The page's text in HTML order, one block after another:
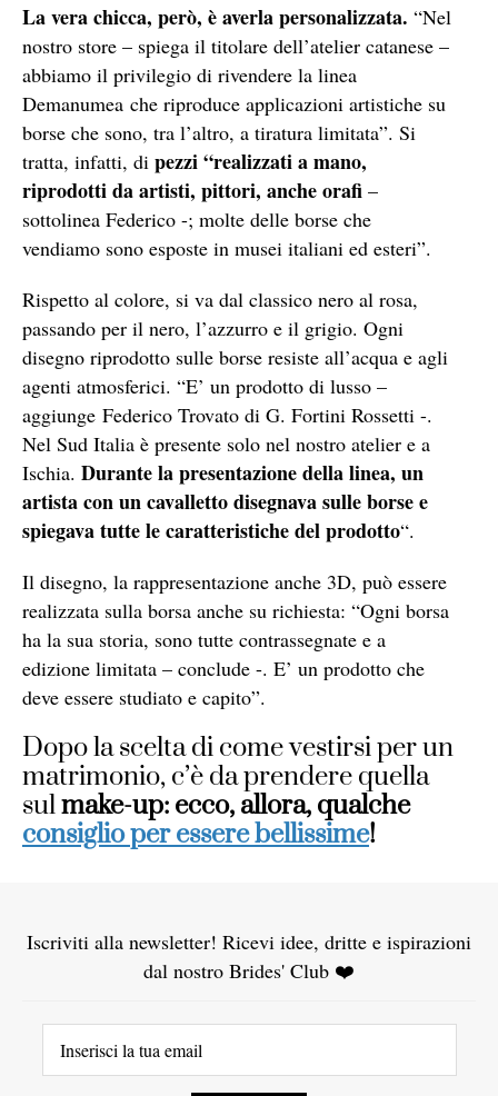
La vera chicca, però, è averla personalizzata. “Nel
nostro store – spiega il titolare dell’atelier catanese –
abbiamo il privilegio di rivendere la linea
Demanumea che riproduce applicazioni artistiche su
borse che sono, tra l’altro, a tiratura limitata”. Si
tratta, infatti, di pezzi “realizzati a mano,
riprodotti da artisti, pittori, anche orafi –
sottolinea Federico -; molte delle borse che
vendiamo sono esposte in musei italiani ed esteri”.
Rispetto al colore, si va dal classico nero al rosa,
passando per il nero, l’azzurro e il grigio. Ogni
disegno riprodotto sulle borse resiste all’acqua e agli
agenti atmosferici. “E’ un prodotto di lusso –
aggiunge Federico Trovato di G. Fortini Rossetti -.
Nel Sud Italia è presente solo nel nostro atelier e a
Ischia. Durante la presentazione della linea, un
artista con un cavalletto disegnava sulle borse e
spiegava tutte le caratteristiche del prodotto“.
Il disegno, la rappresentazione anche 3D, può essere
realizzata sulla borsa anche su richiesta: “Ogni borsa
ha la sua storia, sono tutte contrassegnate e a
edizione limitata – conclude -. E’ un prodotto che
deve essere studiato e capito”.
Dopo la scelta di come vestirsi per un
matrimonio, c’è da prendere quella
sulmake-up: ecco, allora, qualche
consiglio per essere bellissime!
Iscriviti alla newsletter! Ricevi idee, dritte e ispirazioni
dal nostro Brides' Club ❤️